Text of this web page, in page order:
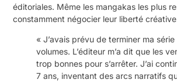
éditoriales. Même les mangakas les plus
constamment négocier leur liberté
« J’avais prévu de terminer ma
volumes. L’éditeur m’a dit que les
trop bonnes pour s’arrêter. J’ai
7 ans, inventant des arcs narratifs